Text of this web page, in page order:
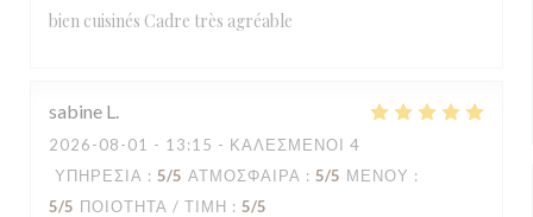
bien cuisinés Cadre très agréable
sabine L
2026-08-01 - 13:15 - ΚΑΛΕΣΜΈΝΟΙ 4
ΥΠΗΡΕΣΊΑ : 5/5 ΑΤΜΌΣΦΑΙΡΑ : 5/5 ΜΕΝΟΎ :
5/5 ΠΟΙΌΤΗΤΑ / ΤΙΜΉ : 5/5